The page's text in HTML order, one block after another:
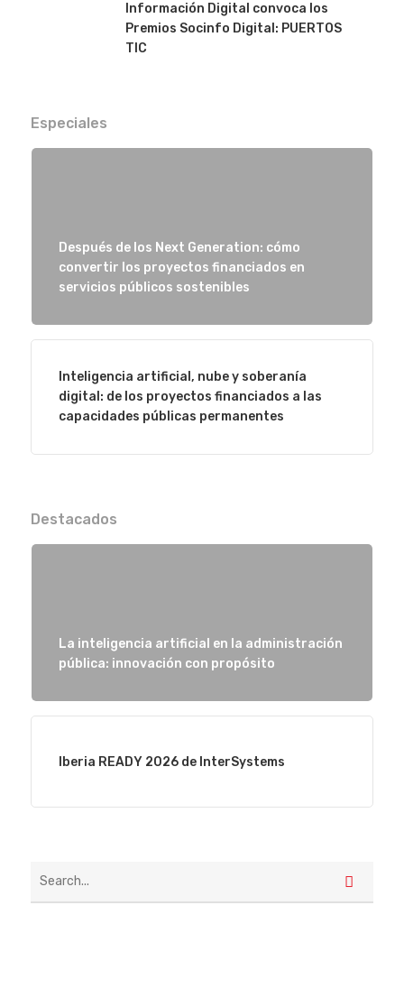
Información Digital convoca los
Premios Socinfo Digital: PUERTOS
TIC
Especiales
Después de los Next Generation: cómo
convertir los proyectos financiados en
servicios públicos sostenibles
Inteligencia artificial, nube y soberanía
digital: de los proyectos financiados a las
capacidades públicas permanentes
Destacados
La inteligencia artificial en la administración
pública: innovación con propósito
Iberia READY 2026 de InterSystems